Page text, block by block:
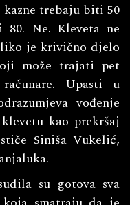
trebaju biti 50
Ne. Kleveta ne
je krivično djelo
može trajati pet
Upasti u
vođenje
kao prekršaj
Siniša Vukelić,
su gotova sva